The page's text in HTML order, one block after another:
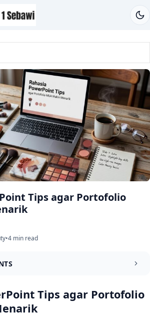
Tips agar Portofolio
•4 min read
Portofolio MUA yang Profesional dan
Tips agar Portofolio